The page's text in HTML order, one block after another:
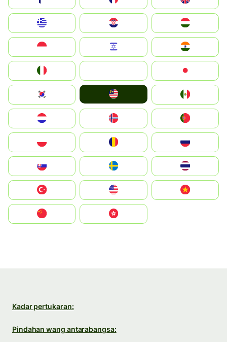
Magyarország
South Korea
United States
中國香港特別行政區
Kadar pertukaran:
Pindahan wang antarabangsa: